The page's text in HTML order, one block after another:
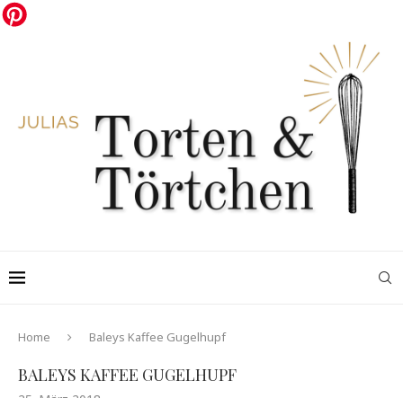
Home Baleys Kaffee Gugelhupf
BALEYS KAFFEE GUGELHUPF